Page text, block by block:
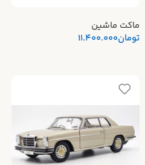
ماکت ماشین
تومان11.400.000